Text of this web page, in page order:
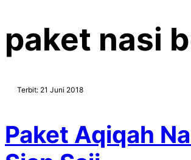
paket nasi
Terbit: 21 Juni 2018
Paket Aqiqah